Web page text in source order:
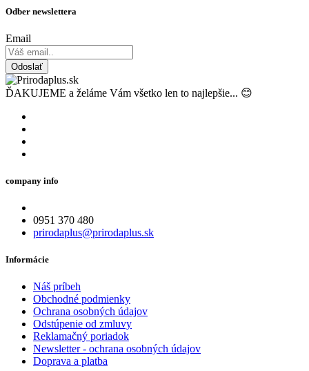
Odber newslettera
Email
Odoslať
ĎAKUJEME a želáme Vám všetko len to najlepšie... 😊
company info
0951 370 480
prirodaplus@prirodaplus.sk
Informácie
Náš príbeh
Obchodné podmienky
Ochrana osobných údajov
Odstúpenie od zmluvy
Reklamačný poriadok
Newsletter - ochrana osobných údajov
Doprava a platba